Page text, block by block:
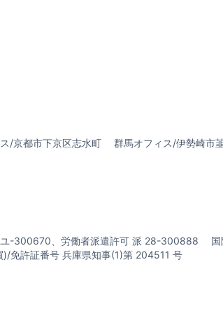
京都市下京区志水町 群馬オフィス/伊勢崎市
ユ-300670、労働者派遣許可 派 28-300888
免許証番号 兵庫県知事(1)第 204511 号